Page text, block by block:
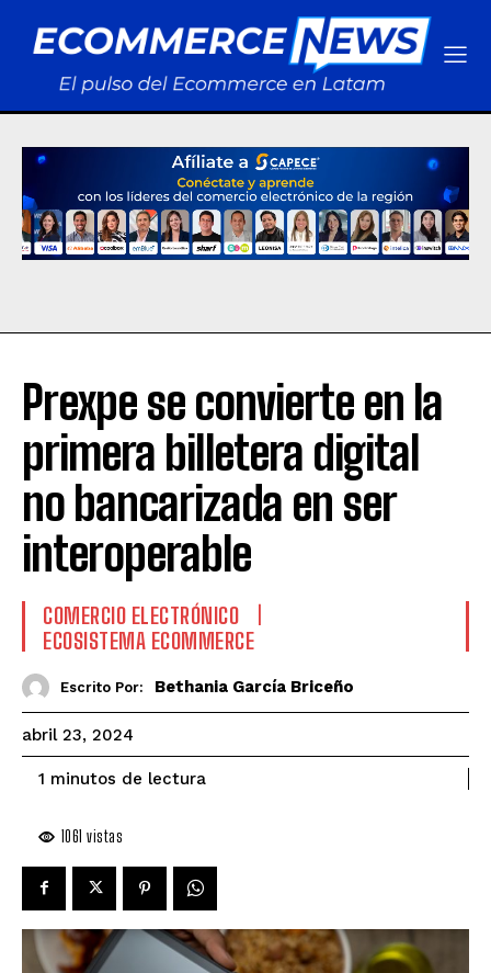
Prexpe se convierte en la
primera billetera digital
no bancarizada en ser
interoperable
COMERCIO ELECTRÓNICO
ECOSISTEMA ECOMMERCE
Escrito Por: Bethania García Briceño
abril 23, 2024
1 minutos de lectura
1061 vistas